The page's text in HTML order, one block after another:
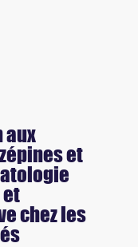
aux
et
chez les